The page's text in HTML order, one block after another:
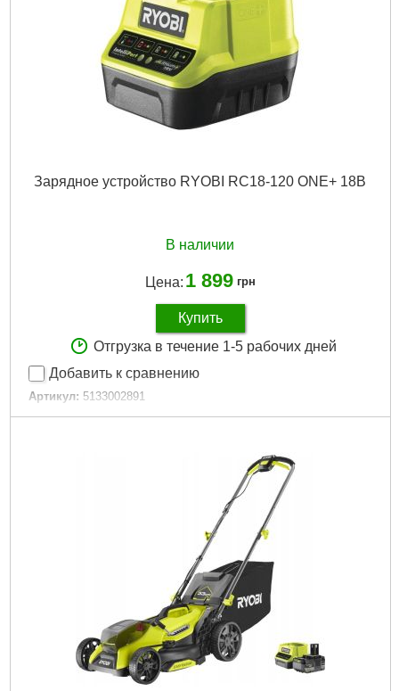
Зарядное устройство RYOBI RC18-120 ONE+ 18В
В наличии
Цена: 1 899 грн
Купить
Отгрузка в течение 1-5 рабочих дней
Добавить к сравнению
Артикул: 5133002891
Код товара: 30.60.13
Подробнее...